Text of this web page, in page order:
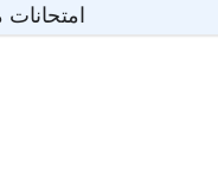
امتحانات